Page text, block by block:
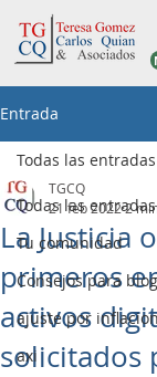
Entrada
Todas las entradas
Tu comunidad
Consejos para
ajuste por inflacion
axi
Todas las entradas
La Justicia
primeros
activos
solicitados
TGCQ
21 feb 20222